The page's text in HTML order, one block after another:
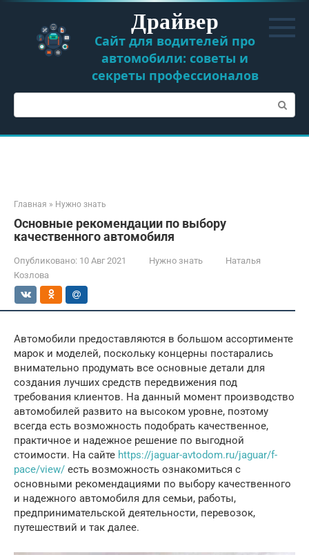
Перейти
контенту
Драйвер
Сайт для водителей про
автомобили: советы и
секреты профессионалов
Поиск:
Главная » Нужно знать
Основные рекомендации по выбору
качественного автомобиля
Опубликовано: 10 Авг 2021 Нужно знать
Наталья
Козлова
Автомобили предоставляются в большом ассортименте
марок и моделей, поскольку концерны постарались
внимательно продумать все основные детали для
создания лучших средств передвижения под
требования клиентов. На данный момент производство
автомобилей развито на высоком уровне, поэтому
всегда есть возможность подобрать качественное,
практичное и надежное решение по выгодной
стоимости. На сайте https://jaguar-avtodom.ru/jaguar/f-
pace/view/ есть возможность ознакомиться с
основными рекомендациями по выбору качественного
и надежного автомобиля для семьи, работы,
предпринимательской деятельности, перевозок,
путешествий и так далее.